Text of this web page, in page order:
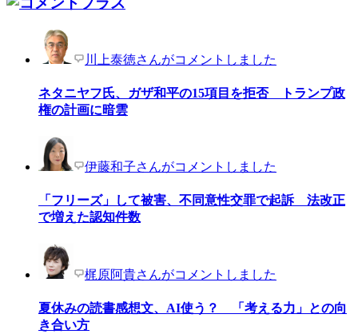
川上泰徳さんがコメントしました
ネタニヤフ氏、ガザ和平の15項目を拒否 トランプ政
権の計画に暗雲
伊藤和子さんがコメントしました
「フリーズ」して被害、不同意性交罪で起訴 法改正
で増えた認知件数
梶原阿貴さんがコメントしました
夏休みの読書感想文、AI使う？ 「考える力」との向
き合い方